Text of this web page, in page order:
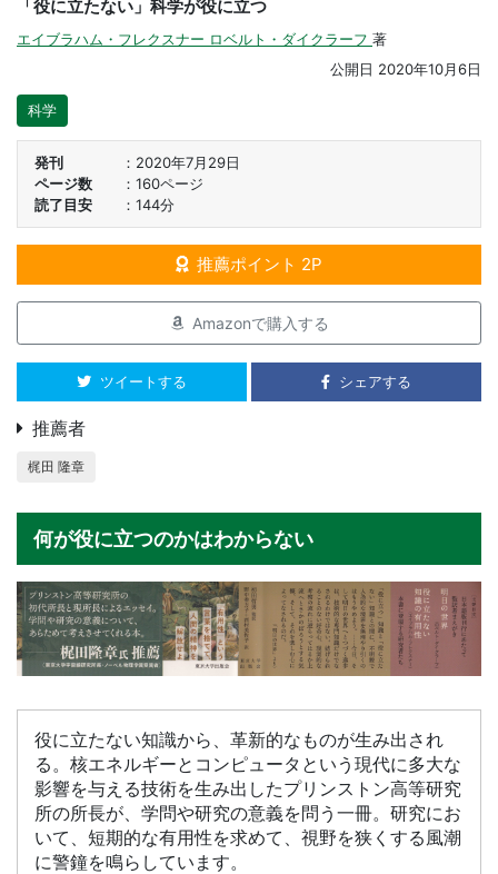
「役に立たない」科学が役に立つ
エイブラハム・フレクスナー ロベルト・ダイクラーフ 著
公開日 2020年10月6日
科学
発刊
2020年7月29日
ページ数
160ページ
読了目安
144分
推薦ポイント 2P
Amazonで購入する
ツイートする シェアする
推薦者
梶田 隆章
何が役に立つのかはわからない
役に立たない知識から、革新的なものが生み出され
る。核エネルギーとコンピュータという現代に多大な
影響を与える技術を生み出したプリンストン高等研究
所の所長が、学問や研究の意義を問う一冊。研究にお
いて、短期的な有用性を求めて、視野を狭くする風潮
に警鐘を鳴らしています。